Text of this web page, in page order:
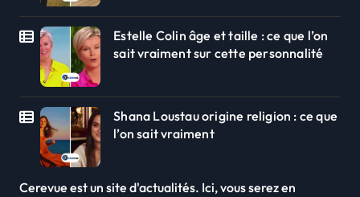
Estelle Colin âge et taille : ce que l’on
sait vraiment sur cette personnalité
Shana Loustau origine religion : ce que
l’on sait vraiment
Cerevue est un site d'actualités. Ici, vous serez en